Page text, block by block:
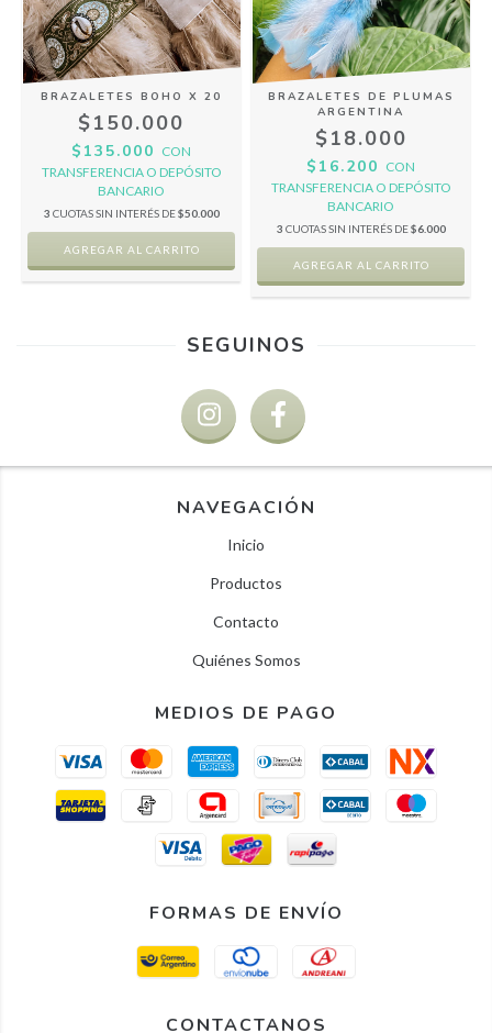
BRAZALETES BOHO X 20
$150.000
$135.000 CON
TRANSFERENCIA O DEPÓSITO
BANCARIO
3 CUOTAS SIN INTERÉS DE$50.000
BRAZALETES DE PLUMAS
ARGENTINA
$18.000
$16.200 CON
TRANSFERENCIA O DEPÓSITO
BANCARIO
3 CUOTAS SIN INTERÉS DE$6.000
SEGUINOS
NAVEGACIÓN
Inicio
Productos
Contacto
Quiénes Somos
MEDIOS DE PAGO
FORMAS DE ENVÍO
CONTACTANOS